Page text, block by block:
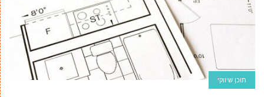
תוכן שיווקי